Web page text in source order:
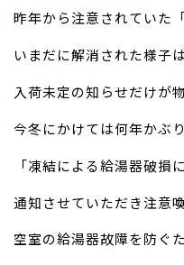
不動産の
お
昨年から注意されていた
いまだに解消された様子
入荷未定の知らせだけが
今冬にかけては何年かぶ
「凍結による給湯器破損
通知させていただき注意
空室の給湯器故障を防ぐ